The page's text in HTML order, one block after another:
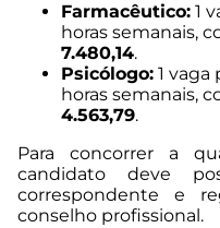
Farmacêutico: 1
horas semanais,
7.480,14.
Psicólogo: 1 vaga
horas semanais,
4.563,79.
Para concorrer a
candidato deve
correspondente e
conselho profissional.